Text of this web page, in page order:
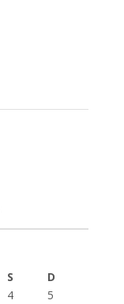
S
D
4
5